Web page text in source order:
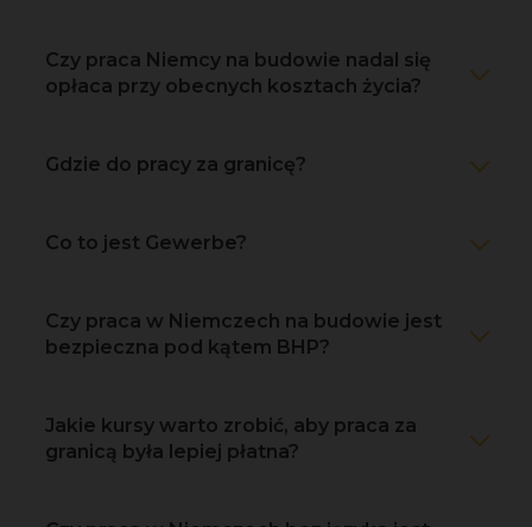
Czy praca Niemcy na budowie nadal się
opłaca przy obecnych kosztach życia?
Gdzie do pracy za granicę?
Co to jest Gewerbe?
Czy praca w Niemczech na budowie jest
bezpieczna pod kątem BHP?
Jakie kursy warto zrobić, aby praca za
granicą była lepiej płatna?